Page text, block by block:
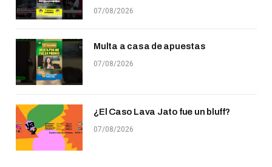
07/08/2026
Multa a casa de apuestas
07/08/2026
¿El Caso Lava Jato fue un bluff?
07/08/2026